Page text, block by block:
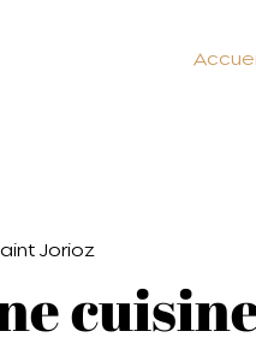
Jorioz